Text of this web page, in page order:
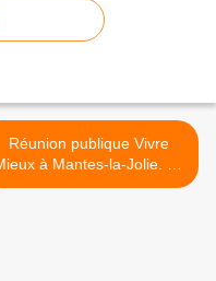
Réunion publique Vivre
à Mantes-la-Jolie. Le
désert médical ! >